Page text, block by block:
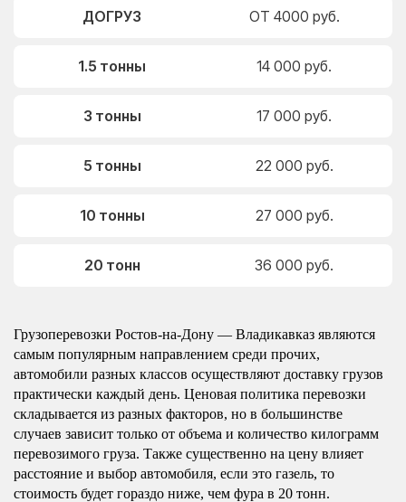
ДОГРУЗ ОТ 4000 руб.
1.5 тонны 14 000 руб.
3 тонны 17 000 руб.
5 тонны 22 000 руб.
10 тонны 27 000 руб.
20 тонн 36 000 руб.
Грузоперевозки Ростов-на-Дону — Владикавказ являются
самым популярным направлением среди прочих,
автомобили разных классов осуществляют доставку грузов
практически каждый день. Ценовая политика перевозки
складывается из разных факторов, но в большинстве
случаев зависит только от объема и количество килограмм
перевозимого груза. Также существенно на цену влияет
расстояние и выбор автомобиля, если это газель, то
стоимость будет гораздо ниже, чем фура в 20 тонн.